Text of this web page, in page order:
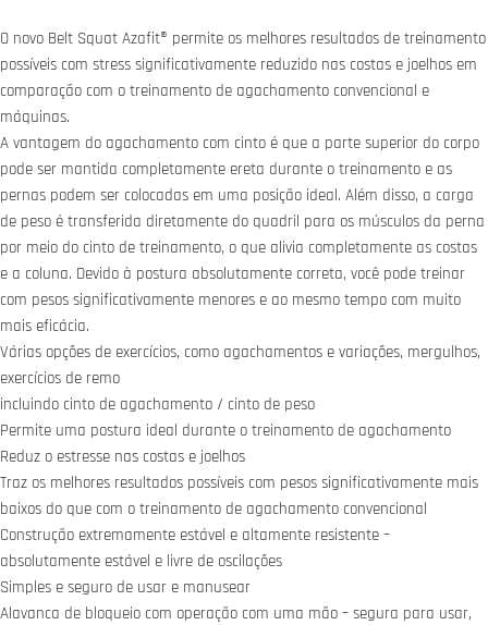
O novo Belt Squat Azafit® permite os melhores resultados de treinamento
possíveis com stress significativamente reduzido nas costas e joelhos em
comparação com o treinamento de agachamento convencional e
máquinas.
A vantagem do agachamento com cinto é que a parte superior do corpo
pode ser mantida completamente ereta durante o treinamento e as
pernas podem ser colocadas em uma posição ideal. Além disso, a carga
de peso é transferida diretamente do quadril para os músculos da perna
por meio do cinto de treinamento, o que alivia completamente as costas
e a coluna. Devido à postura absolutamente correta, você pode treinar
com pesos significativamente menores e ao mesmo tempo com muito
mais eficácia.
Várias opções de exercícios, como agachamentos e variações, mergulhos,
exercícios de remo
incluindo cinto de agachamento / cinto de peso
Permite uma postura ideal durante o treinamento de agachamento
Reduz o estresse nas costas e joelhos
Traz os melhores resultados possíveis com pesos significativamente mais
baixos do que com o treinamento de agachamento convencional
Construção extremamente estável e altamente resistente –
absolutamente estável e livre de oscilações
Simples e seguro de usar e manusear
Alavanca de bloqueio com operação com uma mão – segura para usar,